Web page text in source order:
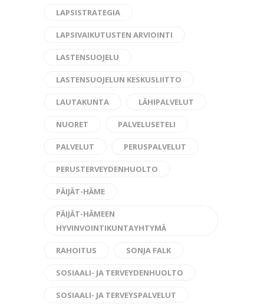
LAPSISTRATEGIA
LAPSIVAIKUTUSTEN ARVIOINTI
LASTENSUOJELU
LASTENSUOJELUN KESKUSLIITTO
LAUTAKUNTA LÄHIPALVELUT
NUORET PALVELUSETELI
PALVELUT PERUSPALVELUT
PERUSTERVEYDENHUOLTO
PÄIJÄT-HÄME
PÄIJÄT-HÄMEEN
HYVINVOINTIKUNTAYHTYMÄ
RAHOITUS SONJA FALK
SOSIAALI- JA TERVEYDENHUOLTO
SOSIAALI- JA TERVEYSPALVELUT